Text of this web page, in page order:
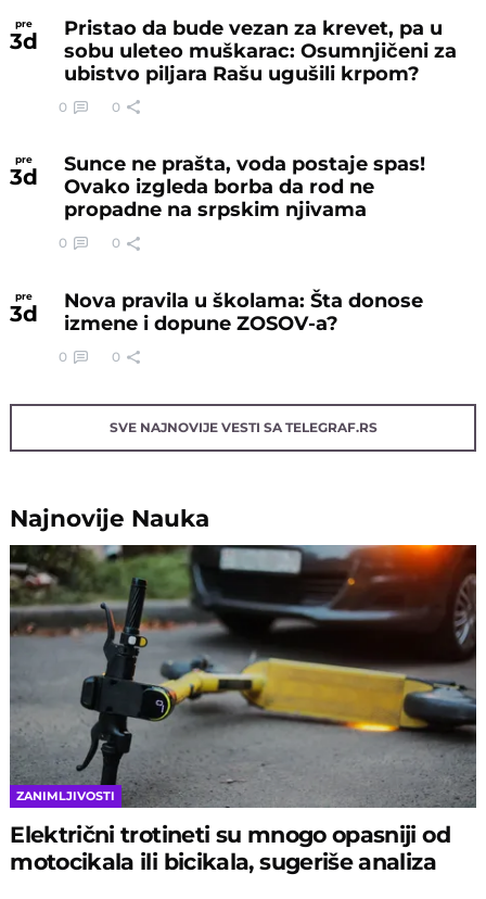
pre
3d
Pristao da bude vezan za krevet, pa u
sobu uleteo muškarac: Osumnjičeni za
ubistvo piljara Rašu ugušili krpom?
0 0
pre
3d
Sunce ne prašta, voda postaje spas!
Ovako izgleda borba da rod ne
propadne na srpskim njivama
0 0
pre
3d
Nova pravila u školama: Šta donose
izmene i dopune ZOSOV-a?
0 0
SVE NAJNOVIJE VESTI SA TELEGRAF.RS
Najnovije Nauka
ZANIMLJIVOSTI
Električni trotineti su mnogo opasniji od
motocikala ili bicikala, sugeriše analiza